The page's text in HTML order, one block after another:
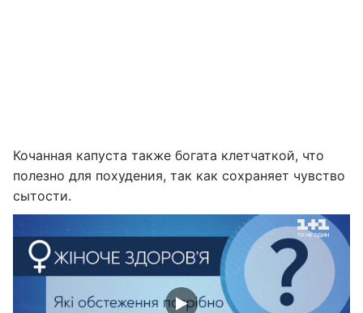
Кочанная капуста также богата клетчаткой, что
полезно для похудения, так как сохраняет чувство
сытости.